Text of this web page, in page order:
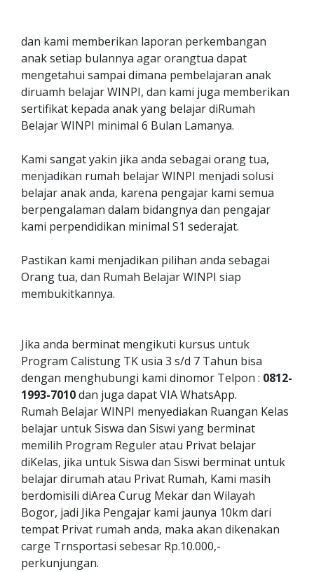
dan kami memberikan laporan perkembangan
anak setiap bulannya agar orangtua dapat
mengetahui sampai dimana pembelajaran anak
diruamh belajar WINPI, dan kami juga memberikan
sertifikat kepada anak yang belajar diRumah
Belajar WINPI minimal 6 Bulan Lamanya.
Kami sangat yakin jika anda sebagai orang tua,
menjadikan rumah belajar WINPI menjadi solusi
belajar anak anda, karena pengajar kami semua
berpengalaman dalam bidangnya dan pengajar
kami perpendidikan minimal S1 sederajat.
Pastikan kami menjadikan pilihan anda sebagai
Orang tua, dan Rumah Belajar WINPI siap
membukitkannya.
Jika anda berminat mengikuti kursus untuk
Program Calistung TK usia 3 s/d 7 Tahun bisa
dengan menghubungi kami dinomor Telpon : 0812-
1993-7010dan juga dapat VIA WhatsApp.
Rumah Belajar WINPI menyediakan Ruangan Kelas
belajar untuk Siswa dan Siswi yang berminat
memilih Program Reguler atau Privat belajar
diKelas, jika untuk Siswa dan Siswi berminat untuk
belajar dirumah atau Privat Rumah, Kami masih
berdomisili diArea Curug Mekar dan Wilayah
Bogor, jadi Jika Pengajar kami jaunya 10km dari
tempat Privat rumah anda, maka akan dikenakan
carge Trnsportasi sebesar Rp.10.000,-
perkunjungan.